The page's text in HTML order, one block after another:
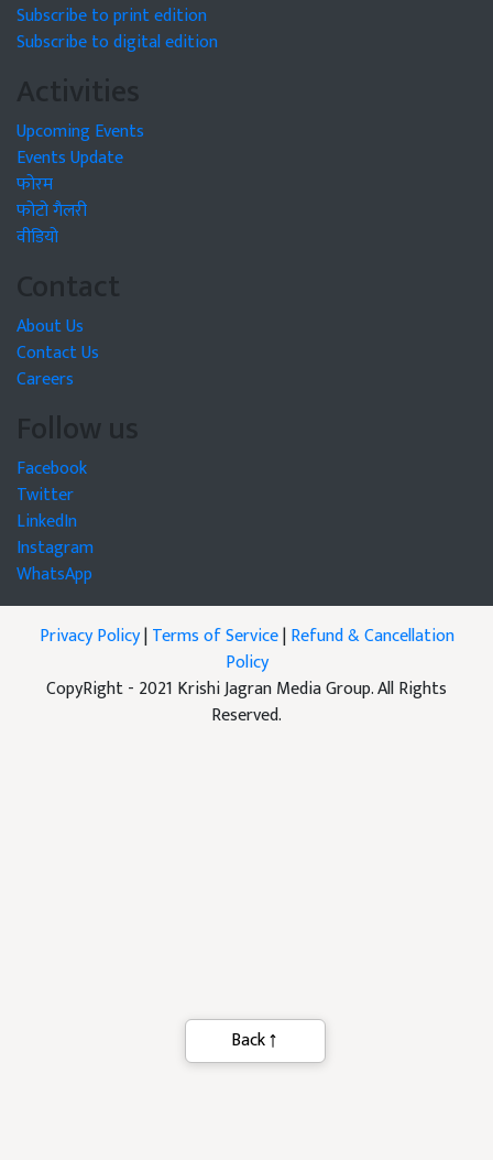
Subscribe to print edition
Subscribe to digital edition
Activities
Upcoming Events
Events Update
फोरम
फोटो गैलरी
वीडियो
Contact
About Us
Contact Us
Careers
Follow us
Facebook
Twitter
LinkedIn
Instagram
WhatsApp
Privacy Policy|Terms of Service|Refund & Cancellation
Policy
CopyRight - 2021 Krishi Jagran Media Group. All Rights
Reserved.